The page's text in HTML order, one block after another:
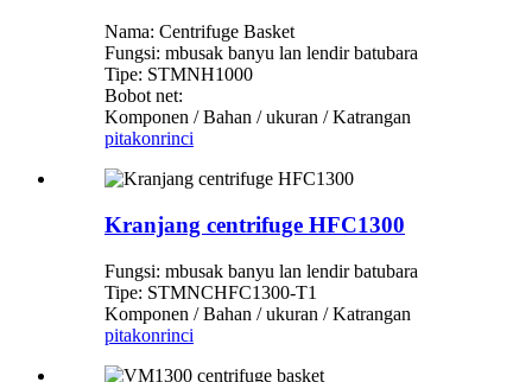
Nama: Centrifuge Basket
Fungsi: mbusak banyu lan lendir batubara
Tipe: STMNH1000
Bobot net:
Komponen / Bahan / ukuran / Katrangan
pitakonrinci
Kranjang centrifuge HFC1300
Fungsi: mbusak banyu lan lendir batubara
Tipe: STMNCHFC1300-T1
Komponen / Bahan / ukuran / Katrangan
pitakonrinci